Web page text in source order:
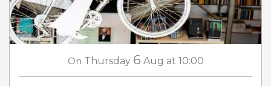
On Thursday 6 Aug at 10:00